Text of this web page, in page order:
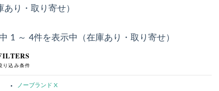
あり・取り寄せ）
1 ～ 4件を表示中（在庫あり・取り寄せ）
り込み条件
ノーブランド X